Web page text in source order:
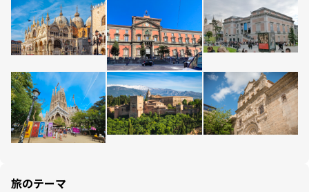
旅のテーマ